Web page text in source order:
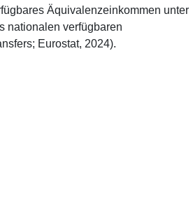
Äquivalenzeinkommen unter
nationalen verfügbaren
Eurostat, 2024).